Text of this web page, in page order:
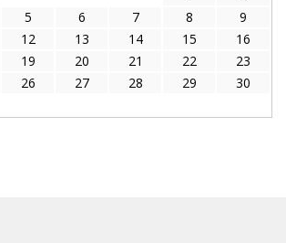
5 6 7 8
9
12 13 14 15
16
19 20 21 22
23
26 27 28 29
30